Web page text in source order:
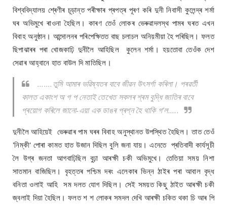
বিশ্ববিদ্যালয় শ্ৰেণীৰ চূড়ান্ত পৰীক্ষাৰ প্ৰপত্ৰ পূৰণ কৰি দুনী নিবাসী কুলেন্দ্ৰ শৰ্মা
ঘৰ অভিমুখে ৰাওনা হৈছিল। কাৰণ তেওঁ লোকৰ ভেৰুৱাদলস্থ পামৰ ঘৰত এখন
বিবাহ অনুষ্ঠান। আন্দোলনৰ পৰিপেক্ষিতত বাছ চলাচল অনিয়মীয়া হৈ পৰিছিল। ফলত
ছিপাঝাৰৰ পৰা খোজকাঢ়ি দুনীলৈ আহিছিল কুলেন শৰ্মা। হয়তোবা তেওঁক দেশ
সেৱাৰ আহ্বানে হাত বাউল দি মাতিছিল।
.......তুমি আমাৰ ভৱিষ্যতৰ বাবে জীৱন উৎসৰ্গা কৰিলা। পৰৱৰ্তী
কালত একাংশ অ গ প নেতাই তেখেত সকলৰ শ্ৰম বুদ্ধি জাতিৰ বাবে
প্ৰয়োগ কৰিলে জানো-এয়া এক ডাঙৰ প্ৰশ্ন হৈ থাকি গ'ল.....
দুনীলৈ আহিয়েই ভেৰুৱাৰ পাম ঘৰৰ বিবাহ অনুস্থানত উপস্থিত হৈছিল। তাত তেওঁ
'নিম্‌কী' পোৰা কামত হাত উজান দিছিল বুলি জনা যায়। এনেতে প্ৰতিবাদী কাৰ্যসূচী
লৈ উগ্ৰ জনতা আগবাঢ়িছিল বুঢ়া আৰক্ষী চকী অভিমুখে। তেতিয়া সময় নিশা
সাতমান বাজিছিল। বৃহত্তৰ পশ্চিম দৰং এলেকাৰ ভিন্ন ঠাইৰ পৰা আবাল বৃদ্ধ
বনিতা ওলাই আহি সম দলত যোগ দিছিল। সেই সময়ত কিছু ঠাইত আৰক্ষী চকী
জ্বলাই দিয়া হৈছিল। ফলত শ শ লোকৰ সমদল দেখি আৰক্ষী চকিত থকা চি আৰ পি